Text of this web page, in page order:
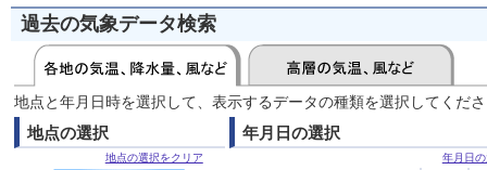
過去の気象データ検索
地点と年月日時を選択して、表示するデータの種類を選択してくだ
地点の選択
地点の選択をクリア
年月日の選択
年月日